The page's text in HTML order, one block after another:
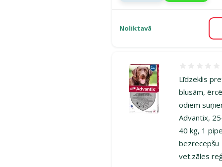
Noliktavā
Līdzeklis
blusām,
odiem
Advantix,
40 kg, 1
bezrecepšu
vet.zāles